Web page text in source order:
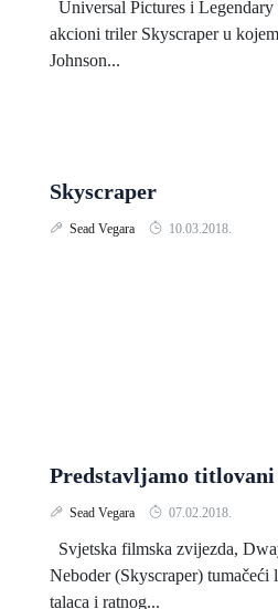
Universal Pictures i
akcioni triler Skyscraper u
Johnson...
Skyscraper
Sead Vegara 10.03.2018.
Predstavljamo
Sead Vegara 07.02.2018.
Svjetska filmska zvijezda,
Neboder (Skyscraper) tumačeći
talaca i ratnog...